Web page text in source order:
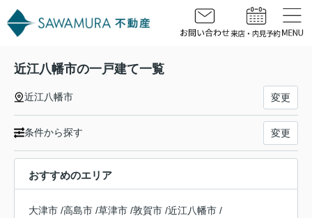
近江八幡市の一戸建て一覧
近江八幡市 変更
条件から探す 変更
おすすめのエリア
大津市 /高島市 /草津市 /敦賀市 /近江八幡市 /